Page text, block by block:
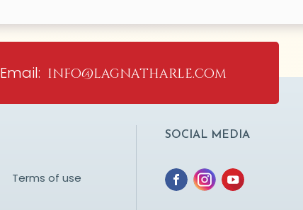
Email: info@lagnatharle.com
Terms of use
SOCIAL MEDIA